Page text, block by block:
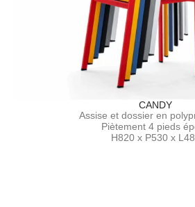
CANDY
Assise et dossier en
Piètement 4 pieds
H820 x P530 x